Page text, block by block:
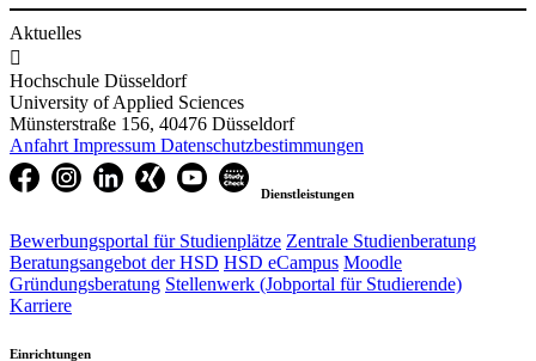
Aktuelles

Hochschule Düsseldorf
University of Applied Sciences
Münsterstraße 156, 40476 Düsseldorf
Anfahrt Impressum Datenschutzbestimmungen
Dienstleistungen
Bewerbungsportal für Studienplätze Zentrale Studienberatung
Beratungsangebot der HSD HSD eCampus Moodle
Gründungsberatung Stellenwerk (Jobportal für Studierende)
Karriere
Einrichtungen